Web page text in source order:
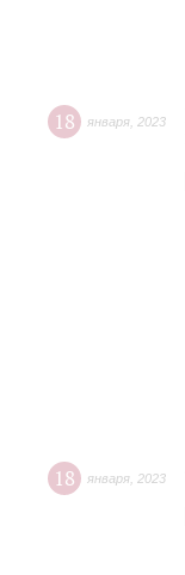
18 января 2023
18 января 2023